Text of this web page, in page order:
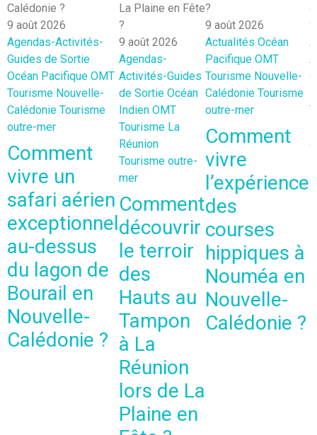
9 août 2026
Agendas-Activités-
Guides de Sortie
Océan Pacifique OMT
Tourisme Nouvelle-
Calédonie Tourisme
outre-mer
Comment
vivre un
safari aérien
exceptionnel
au-dessus
du lagon de
Bourail en
Nouvelle-
Calédonie ?
9 août 2026
Agendas-
Activités-Guides
de Sortie Océan
Indien OMT
Tourisme La
Réunion
Tourisme outre-
mer
Comment
découvrir
le terroir
des
Hauts au
Tampon
à La
Réunion
lors de La
Plaine en
9 août 2026
Actualités Océan
Pacifique OMT
Tourisme Nouvelle-
Calédonie Tourisme
outre-mer
Comment
vivre
l’expérience
des
courses
hippiques à
Nouméa en
Nouvelle-
Calédonie ?